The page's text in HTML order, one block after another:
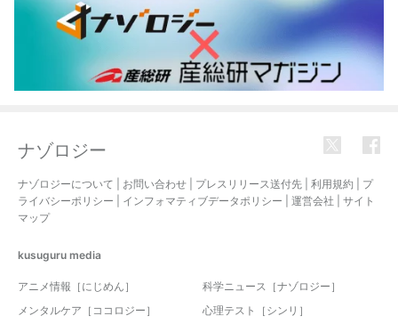
ナゾロジー
ナゾロジーについて お問い合わせ プレスリリース送付先 利用規約
プ
ライバシーポリシー
インフォマティブデータポリシー 運営会社
サイト
マップ
kusuguru media
アニメ情報［にじめん］
科学ニュース［ナゾロジー］
メンタルケア［ココロジー］
心理テスト［シンリ］